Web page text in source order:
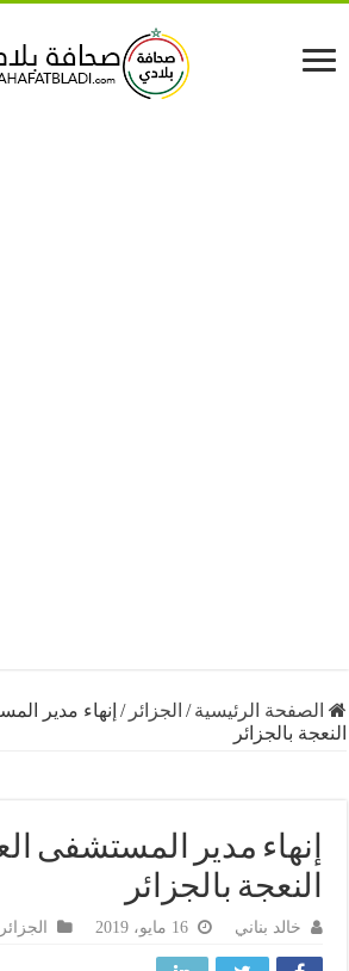
الرئيسية /الجزائر/إنهاء مدير
بالجزائر
مدير المستشفى
بالجزائر
خالد بناني الجزائر